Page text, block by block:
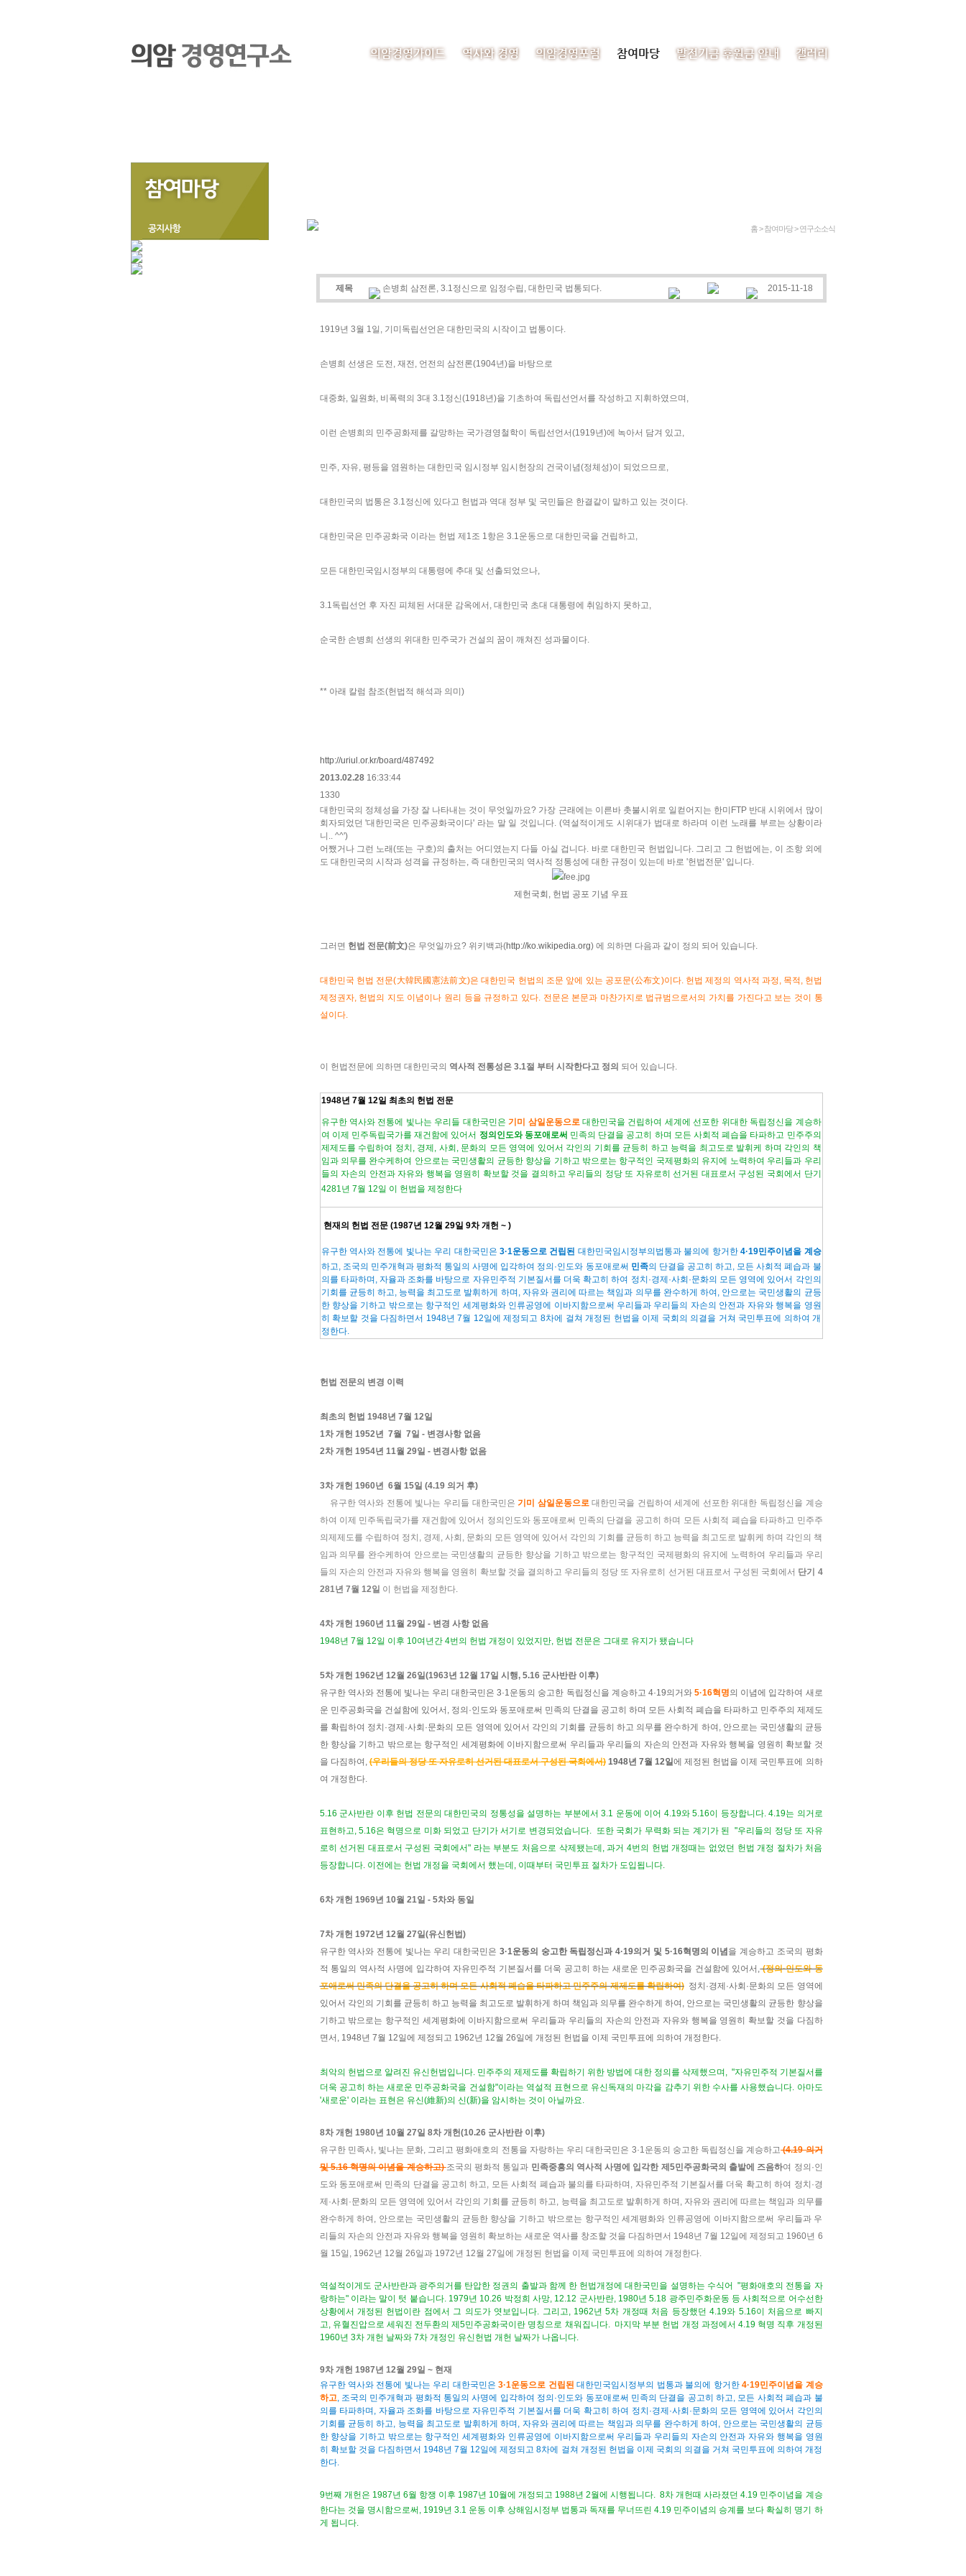
의암경영가이드 역사와 경영 의암경영포럼 참여마당 발전기금 후원금 안내 갤러리
홈 > 참여마당 >연구소소식
제목 손병희 삼전론, 3.1정신으로 임정수립, 대한민국 법통되다. 2015-11-18
1919년 3월 1일, 기미독립선언은 대한민국의 시작이고 법통이다.
손병희 선생은 도전, 재전, 언전의 삼전론(1904년)을 바탕으로
대중화, 일원화, 비폭력의 3대 3.1정신(1918년)을 기초하여 독립선언서를 작성하고 지휘하였으며,
이런 손병희의 민주공화제를 갈망하는 국가경영철학이 독립선언서(1919년)에 녹아서 담겨 있고,
민주, 자유, 평등을 염원하는 대한민국 임시정부 임시헌장의 건국이념(정체성)이 되었으므로,
대한민국의 법통은 3.1정신에 있다고 헌법과 역대 정부 및 국민들은 한결같이 말하고 있는 것이다.
대한민국은 민주공화국 이라는 헌법 제1조 1항은 3.1운동으로 대한민국을 건립하고,
모든 대한민국임시정부의 대통령에 추대 및 선출되었으나,
3.1독립선언 후 자진 피체된 서대문 감옥에서, 대한민국 초대 대통령에 취임하지 못하고,
순국한 손병희 선생의 위대한 민주국가 건설의 꿈이 깨쳐진 성과물이다.
** 아래 칼럼 참조(헌법적 해석과 의미)
http://uriul.or.kr/board/487492
2013.02.2816:33:44
1330
대한민국의 정체성을 가장 잘 나타내는 것이 무엇일까요? 가장 근래에는 이른바 촛불시위로 일컫어지는 한미FTP 반대 시위에서 많이
회자되었던 '대한민국은 민주공화국이다' 라는 말 일 것입니다. (역설적이게도 시위대가 법대로 하라며 이런 노래를 부르는 상황이라
니.. ^^')
어쨌거나 그런 노래(또는 구호)의 출처는 어디였는지 다들 아실 겁니다. 바로 대한민국 헌법입니다. 그리고 그 헌법에는, 이 조항 외에
도 대한민국의 시작과 성격을 규정하는, 즉 대한민국의 역사적 정통성에 대한 규정이 있는데 바로 '헌법전문' 입니다.
제헌국회, 헌법 공포 기념 우표
그러면 헌법 전문(前文)은 무엇일까요? 위키백과(http://ko.wikipedia.org) 에 의하면 다음과 같이 정의 되어 있습니다.
대한민국 헌법 전문(大韓民國憲法前文)은 대한민국 헌법의 조문 앞에 있는 공포문(公布文)이다. 헌법 제정의 역사적 과정, 목적, 헌법
제정권자, 헌법의 지도 이념이나 원리 등을 규정하고 있다. 전문은 본문과 마찬가지로 법규범으로서의 가치를 가진다고 보는 것이 통
설이다.
이 헌법전문에 의하면 대한민국의 역사적 전통성은 3.1절 부터 시작한다고 정의 되어 있습니다.
1948년 7월 12일 최초의 헌법 전문
유구한 역사와 전통에 빛나는 우리들 대한국민은 기미 삼일운동으로 대한민국을 건립하여 세계에 선포한 위대한 독립정신을 계승하
여 이제 민주독립국가를 재건함에 있어서 정의인도와 동포애로써 민족의 단결을 공고히 하며 모든 사회적 폐습을 타파하고 민주주의
제제도를 수립하여 정치, 경제, 사회, 문화의 모든 영역에 있어서 각인의 기회를 균등히 하고 능력을 최고도로 발휘케 하며 각인의 책
임과 의무를 완수케하여 안으로는 국민생활의 균등한 향상을 기하고 밖으로는 항구적인 국제평화의 유지에 노력하여 우리들과 우리
들의 자손의 안전과 자유와 행복을 영원히 확보할 것을 결의하고 우리들의 정당 또 자유로히 선거된 대표로서 구성된 국회에서 단기
4281년 7월 12일 이 헌법을 제정한다
현재의 헌법 전문 (1987년 12월 29일 9차 개헌 ~ )
유구한 역사와 전통에 빛나는 우리 대한국민은 3·1운동으로 건립된 대한민국임시정부의 법통과 불의에 항거한4·19민주이념을 계승
하고, 조국의 민주개혁과 평화적 통일의 사명에 입각하여 정의·인도와 동포애로써 민족의 단결을 공고히 하고, 모든 사회적 폐습과 불
의를 타파하며, 자율과 조화를 바탕으로 자유민주적 기본질서를 더욱 확고히 하여 정치·경제·사회·문화의 모든 영역에 있어서 각인의
기회를 균등히 하고, 능력을 최고도로 발휘하게 하며, 자유와 권리에 따르는 책임과 의무를 완수하게 하여, 안으로는 국민생활의 균등
한 향상을 기하고 밖으로는 항구적인 세계평화와 인류공영에 이바지함으로써 우리들과 우리들의 자손의 안전과 자유와 행복을 영원
히 확보할 것을 다짐하면서 1948년 7월 12일에 제정되고 8차에 걸쳐 개정된 헌법을 이제 국회의 의결을 거쳐 국민투표에 의하여 개
정한다.
헌법 전문의 변경 이력
최초의 헌법 1948년 7월 12일
1차 개헌 1952년 7월 7일 - 변경사항 없음
2차 개헌 1954년 11월 29일 - 변경사항 없음
3차 개헌 1960년 6월 15일 (4.19 의거 후)
유구한 역사와 전통에 빛나는 우리들 대한국민은기미 삼일운동으로대한민국을 건립하여 세계에 선포한 위대한 독립정신을 계승
하여 이제 민주독립국가를 재건함에 있어서 정의인도와 동포애로써 민족의 단결을 공고히 하며 모든 사회적 폐습을 타파하고 민주주
의제제도를 수립하여 정치, 경제, 사회, 문화의 모든 영역에 있어서 각인의 기회를 균등히 하고 능력을 최고도로 발휘케 하며 각인의 책
임과 의무를 완수케하여 안으로는 국민생활의 균등한 향상을 기하고 밖으로는 항구적인 국제평화의 유지에 노력하여 우리들과 우리
들의 자손의 안전과 자유와 행복을 영원히 확보할 것을 결의하고 우리들의 정당 또 자유로히 선거된 대표로서 구성된 국회에서 단기 4
281년 7월 12일 이 헌법을 제정한다.
4차 개헌 1960년 11월 29일 - 변경 사항 없음
1948년 7월 12일 이후 10여년간 4번의 헌법 개정이 있었지만, 헌법 전문은 그대로 유지가 됐습니다
5차 개헌 1962년 12월 26일(1963년 12월 17일 시행, 5.16 군사반란 이후)
유구한 역사와 전통에 빛나는 우리 대한국민은 3·1운동의 숭고한 독립정신을 계승하고 4·19의거와5·16혁명의 이념에 입각하여 새로
운 민주공화국을 건설함에 있어서, 정의·인도와 동포애로써 민족의 단결을 공고히 하며 모든 사회적 폐습을 타파하고 민주주의 제제도
를 확립하여 정치·경제·사회·문화의 모든 영역에 있어서 각인의 기회를 균등히 하고 의무를 완수하게 하여, 안으로는 국민생활의 균등
한 향상을 기하고 밖으로는 항구적인 세계평화에 이바지함으로써 우리들과 우리들의 자손의 안전과 자유와 행복을 영원히 확보할 것
을 다짐하여, (우리들의 정당 또 자유로히 선거된 대표로서 구성된 국회에서) 1948년 7월 12일에 제정된 헌법을 이제 국민투표에 의하
여 개정한다.
5.16 군사반란 이후 헌법 전문의 대한민국의 정통성을 설명하는 부분에서 3.1 운동에 이어 4.19와 5.16이 등장합니다. 4.19는 의거로
표현하고, 5.16은 혁명으로 미화 되었고 단기가 서기로 변경되었습니다. 또한 국회가 무력화 되는 계기가 된
"우리들의 정당 또 자유
로히 선거된 대표로서 구성된 국회에서" 라는 부분도 처음으로 삭제됐는데, 과거 4번의 헌법 개정때는 없었던 헌법 개정 절차가 처음
등장합니다. 이전에는 헌법 개정을 국회에서 했는데, 이때부터 국민투표 절차가 도입됩니다.
6차 개헌 1969년 10월 21일 - 5차와 동일
7차 개헌 1972년 12월 27일(유신헌법)
유구한 역사와 전통에 빛나는 우리 대한국민은 3·1운동의 숭고한 독립정신과 4·19의거 및 5·16혁명의 이념 을 계승하고 조국의 평화
적 통일의 역사적 사명에 입각하여 자유민주적 기본질서를 더욱 공고히 하는 새로운 민주공화국을 건설함에 있어서, (정의·인도와 동
포애로써 민족의 단결을 공고히 하며 모든 사회적 폐습을 타파하고 민주주의 제제도를 확립하여)정치·경제·사회·문화의 모든 영역에
있어서 각인의 기회를 균등히 하고 능력을 최고도로 발휘하게 하며 책임과 의무를 완수하게 하여, 안으로는 국민생활의 균등한 향상을
기하고 밖으로는 항구적인 세계평화에 이바지함으로써 우리들과 우리들의 자손의 안전과 자유와 행복을 영원히 확보할 것을 다짐하
면서, 1948년 7월 12일에 제정되고 1962년 12월 26일에 개정된 헌법을 이제 국민투표에 의하여 개정한다.
최악의 헌법으로 알려진 유신헌법입니다. 민주주의 제제도를 확립하기 위한 방법에 대한 정의를 삭제했으며, "자유민주적 기본질서를
더욱 공고히 하는 새로운 민주공화국을 건설함"이라는 역설적 표현으로 유신독재의 마각을 감추기 위한 수사를 사용했습니다. 아마도
'새로운' 이라는 표현은 유신(維新)의 신(新)을 암시하는 것이 아닐까요.
8차 개헌 1980년 10월 27일 8차 개헌(10.26 군사반란 이후)
유구한 민족사, 빛나는 문화, 그리고 평화애호의 전통을 자랑하는 우리 대한국민은 3·1운동의 숭고한 독립정신을 계승하고(4.19 의거
및 5.16 혁명의 이념을 계승하고)조국의 평화적 통일과 민족중흥의 역사적 사명에 입각한 제5민주공화국의 출발에 즈음하여 정의·인
도와 동포애로써 민족의 단결을 공고히 하고, 모든 사회적 폐습과 불의를 타파하며, 자유민주적 기본질서를 더욱 확고히 하여 정치·경
제·사회·문화의 모든 영역에 있어서 각인의 기회를 균등히 하고, 능력을 최고도로 발휘하게 하며, 자유와 권리에 따르는 책임과 의무를
완수하게 하여, 안으로는 국민생활의 균등한 향상을 기하고 밖으로는 항구적인 세계평화와 인류공영에 이바지함으로써 우리들과 우
리들의 자손의 안전과 자유와 행복을 영원히 확보하는 새로운 역사를 창조할 것을 다짐하면서 1948년 7월 12일에 제정되고 1960년 6
월 15일, 1962년 12월 26일과 1972년 12월 27일에 개정된 헌법을 이제 국민투표에 의하여 개정한다.
역설적이게도 군사반란과 광주의거를 탄압한 정권의 출발과 함께 한 헌법개정에 대한국민을 설명하는 수식어 "평화애호의 전통을 자
랑하는" 이라는 말이 텃 붙습니다. 1979년 10.26 박정희 사망, 12.12 군사반란, 1980년 5.18 광주민주화운동 등 사회적으로 어수선한
상황에서 개정된 헌법이란 점에서 그 의도가 엿보입니다. 그리고, 1962년 5차 개정때 처음 등장했던 4.19와 5.16이 처음으로 빠지
고,유혈진압으로 세워진 전두환의 제5민주공화국이란 명칭으로 채워집니다. 마지막 부분 헌법 개정 과정에서 4.19 혁명 직후 개정된
1960년 3차 개헌 날짜와 7차 개정인 유신헌법 개헌 날짜가 나옵니다.
9차 개헌 1987년 12월 29일 ~ 현재
유구한 역사와 전통에 빛나는 우리 대한국민은3·1운동으로 건립된 대한민국임시정부의 법통과 불의에 항거한 4·19민주이념을 계승
하고, 조국의 민주개혁과 평화적 통일의 사명에 입각하여 정의·인도와 동포애로써 민족의 단결을 공고히 하고, 모든 사회적 폐습과 불
의를 타파하며, 자율과 조화를 바탕으로 자유민주적 기본질서를 더욱 확고히 하여 정치·경제·사회·문화의 모든 영역에 있어서 각인의
기회를 균등히 하고, 능력을 최고도로 발휘하게 하며, 자유와 권리에 따르는 책임과 의무를 완수하게 하여, 안으로는 국민생활의 균등
한 향상을 기하고 밖으로는 항구적인 세계평화와 인류공영에 이바지함으로써 우리들과 우리들의 자손의 안전과 자유와 행복을 영원
히 확보할 것을 다짐하면서 1948년 7월 12일에 제정되고 8차에 걸쳐 개정된 헌법을 이제 국회의 의결을 거쳐 국민투표에 의하여 개정
한다.
9번째 개헌은 1987년 6월 항쟁 이후 1987년 10월에 개정되고 1988년 2월에 시행됩니다. 8차 개헌때 사라졌던 4.19 민주이념을 계승
한다는 것을 명시함으로써, 1919년 3.1 운동 이후 상해임시정부 법통과 독재를 무너뜨린 4.19 민주이념의 승계를 보다 확실히 명기 하
게 됩니다.